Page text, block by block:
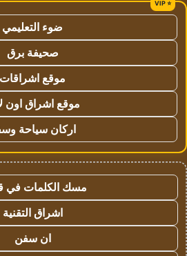
ضوء التعليمي
صحيفة برق
موقع اشراقات
موقع اشراق اون
اركان سياحة
مسك الكلمات في
اشراق التقنية
ان سفن